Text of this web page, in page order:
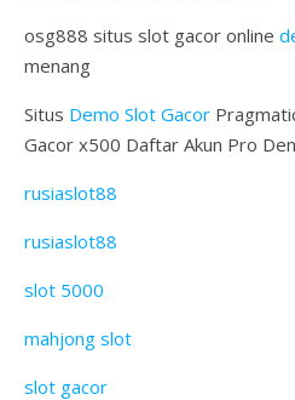
osg888 situs slot gacor online
menang
Situs Demo Slot Gacor
Gacor x500 Daftar Akun Pro
rusiaslot88
rusiaslot88
slot 5000
mahjong slot
slot gacor